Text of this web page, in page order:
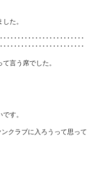
た。
･･････････････････････
･･････････････････････
言う席でした。
す。
クラブに入ろうって思って